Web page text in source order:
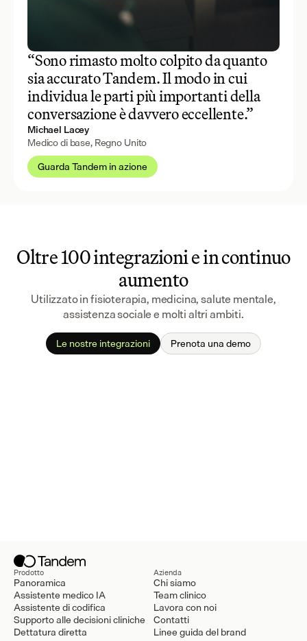
“Sono rimasto molto colpito da quanto
sia accurato Tandem. Il modo in cui
individua le parti più importanti della
conversazione è davvero eccellente.”
Michael Lacey
Medico di base, Regno Unito
Guarda Tandem in azione
Oltre 100 integrazioni e in continuo
aumento
Utilizzato in fisioterapia, medicina, salute mentale,
assistenza sociale e molti altri ambiti.
Le nostre integrazioni Prenota una demo
Prodotto
Panoramica
Assistente medico IA
Assistente di codifica
Supporto alle decisioni cliniche
Dettatura diretta
Azienda
Chi siamo
Team clinico
Lavora con noi
Contatti
Linee guida del brand